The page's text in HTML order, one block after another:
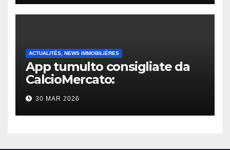
ACTUALITÉS, NEWS IMMOBILIÈRES
App tumulto consigliate da
CalcioMercato:
considerazione di gennaio
2026
30 MAR 2026